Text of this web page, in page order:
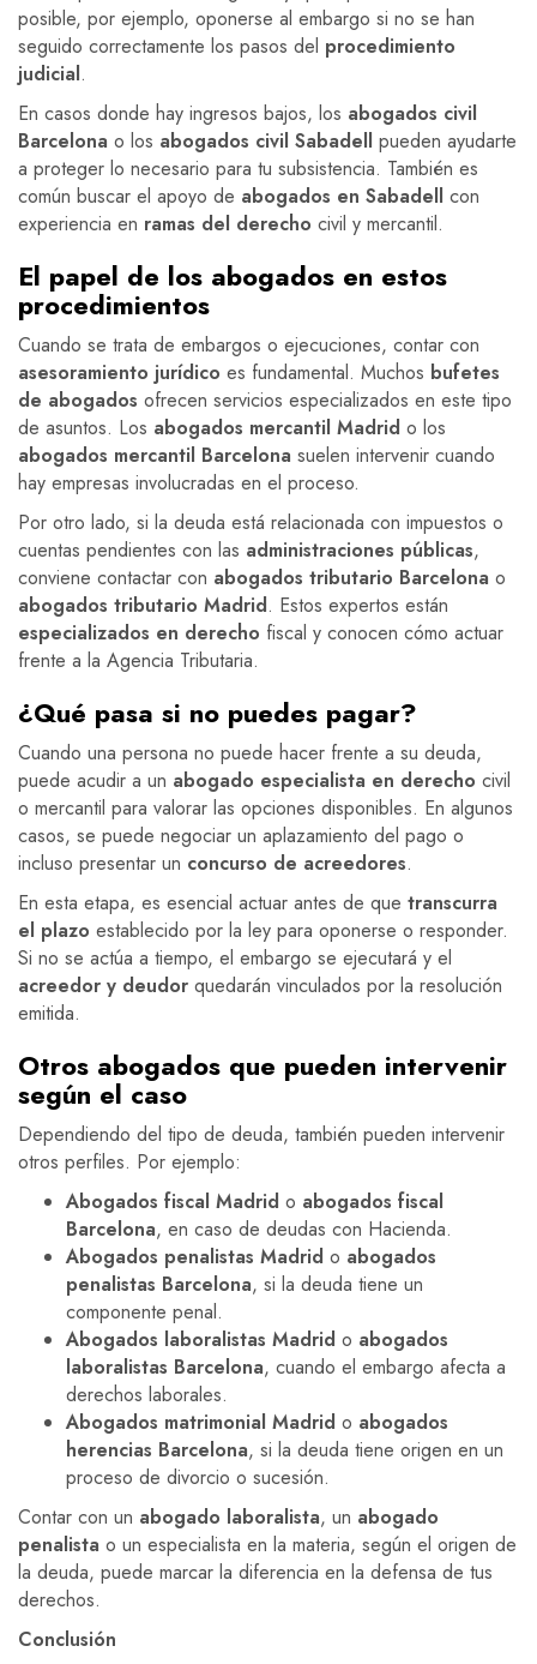
posible, por ejemplo, oponerse al embargo si no se han
seguido correctamente los pasos del procedimiento
judicial.
En casos donde hay ingresos bajos, los abogados civil
Barcelona o los abogados civil Sabadell pueden ayudarte
a proteger lo necesario para tu subsistencia. También es
común buscar el apoyo de abogados en Sabadell con
experiencia en ramas del derecho civil y mercantil.
El papel de los abogados en estos
procedimientos
Cuando se trata de embargos o ejecuciones, contar con
asesoramiento jurídico es fundamental. Muchos bufetes
de abogados ofrecen servicios especializados en este tipo
de asuntos. Los abogados mercantil Madrid o los
abogados mercantil Barcelona suelen intervenir cuando
hay empresas involucradas en el proceso.
Por otro lado, si la deuda está relacionada con impuestos o
cuentas pendientes con las administraciones públicas,
conviene contactar con abogados tributario Barcelona o
abogados tributario Madrid. Estos expertos están
especializados en derecho fiscal y conocen cómo actuar
frente a la Agencia Tributaria.
¿Qué pasa si no puedes pagar?
Cuando una persona no puede hacer frente a su deuda,
puede acudir a un abogado especialista en derecho civil
o mercantil para valorar las opciones disponibles. En algunos
casos, se puede negociar un aplazamiento del pago o
incluso presentar un concurso de acreedores.
En esta etapa, es esencial actuar antes de que transcurra
el plazo establecido por la ley para oponerse o responder.
Si no se actúa a tiempo, el embargo se ejecutará y el
acreedor y deudor quedarán vinculados por la resolución
emitida.
Otros abogados que pueden intervenir
según el caso
Dependiendo del tipo de deuda, también pueden intervenir
otros perfiles. Por ejemplo:
Abogados fiscal Madrid o abogados fiscal
Barcelona, en caso de deudas con Hacienda.
Abogados penalistas Madrid o abogados
penalistas Barcelona, si la deuda tiene un
componente penal.
Abogados laboralistas Madrid o abogados
laboralistas Barcelona, cuando el embargo afecta a
derechos laborales.
Abogados matrimonial Madrid o abogados
herencias Barcelona, si la deuda tiene origen en un
proceso de divorcio o sucesión.
Contar con un abogado laboralista, un abogado
penalista o un especialista en la materia, según el origen de
la deuda, puede marcar la diferencia en la defensa de tus
derechos.
Conclusión